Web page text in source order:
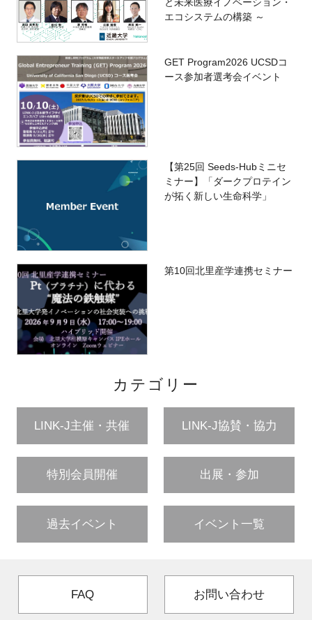
エコシステムの構築 ～
GET Program2026 UCSDコ
ース参加者選考会イベント
【第25回 Seeds-Hubミニセ
ミナー】「ダークプロテイン
が拓く新しい生命科学」
第10回北里産学連携セミナー
カテゴリー
LINK-J主催・共催 LINK-J協賛・協力
特別会員開催 出展・参加
過去イベント イベント一覧
FAQ お問い合わせ